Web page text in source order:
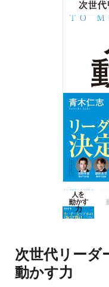
次世代リーダ
動かす力